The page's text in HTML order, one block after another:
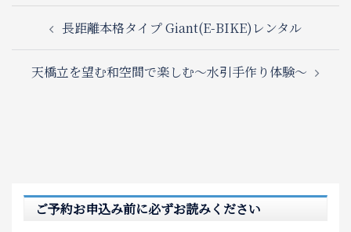
Post
navigation
長距離本格タイプ Giant(E-BIKE)レンタル
天橋立を望む和空間で楽しむ～水引手作り体験～
ご予約お申込み前に必ずお読みください